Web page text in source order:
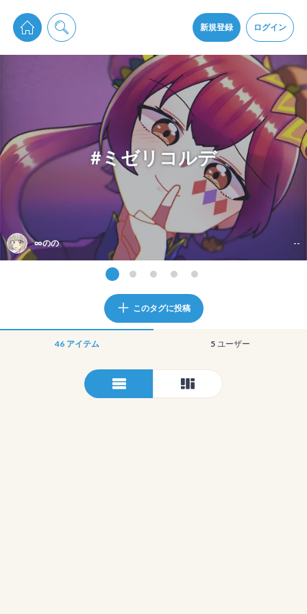
新規登録 ログイン
pixiv Sketchは2024年5月28日付で プライパシーポリシーを改定しました。
通知を受け取るにはここをクリックします
pixiv Sketchアプリでさらに快適に！
アプリをインストール
#ミゼリコルデ
∞のの --
このタグに投稿
46 アイテム 5 ユーザー